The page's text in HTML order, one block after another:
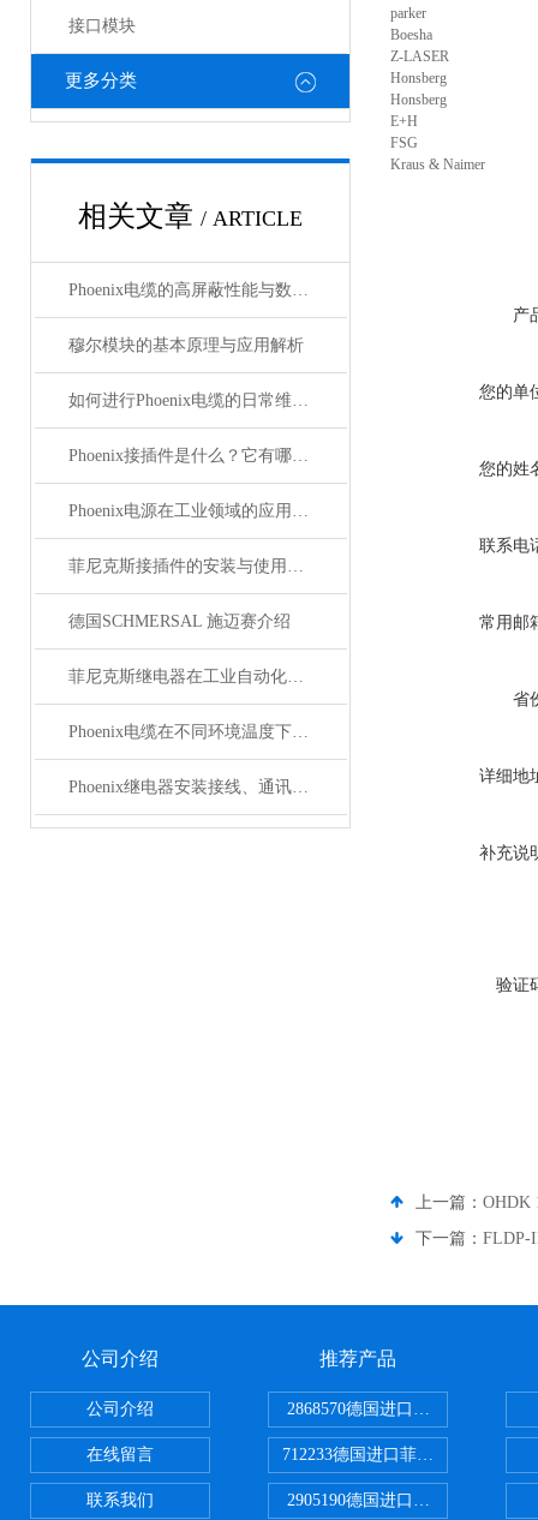
接口模块
更多分类
相关文章 / ARTICLE
Phoenix电缆的高屏蔽性能与数据传输优势
穆尔模块的基本原理与应用解析
如何进行Phoenix电缆的日常维护和保养？
Phoenix接插件是什么？它有哪些分类？
Phoenix电源在工业领域的应用与优势
菲尼克斯接插件的安装与使用技巧
德国SCHMERSAL 施迈赛介绍
菲尼克斯继电器在工业自动化中的作用
Phoenix电缆在不同环境温度下的性能表现如何？
Phoenix继电器安装接线、通讯集成与故障诊断指南
parker
Boesha
Z-LASER
Honsberg
Honsberg
E+H
FSG
Kraus & Naimer
产
您的单
您的姓
联系电
常用邮
省
详细地
补充说
验证
上一篇： OHDK
下一篇： FLDP-
公司介绍
公司介绍
在线留言
联系我们
推荐产品
2868570德国进口菲尼克斯电源
712233德国进口菲尼克斯断路器
2905190德国进口菲尼克斯继电器